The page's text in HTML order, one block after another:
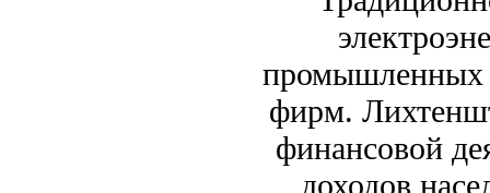
промышленных
фирм.
финансовой
доходов